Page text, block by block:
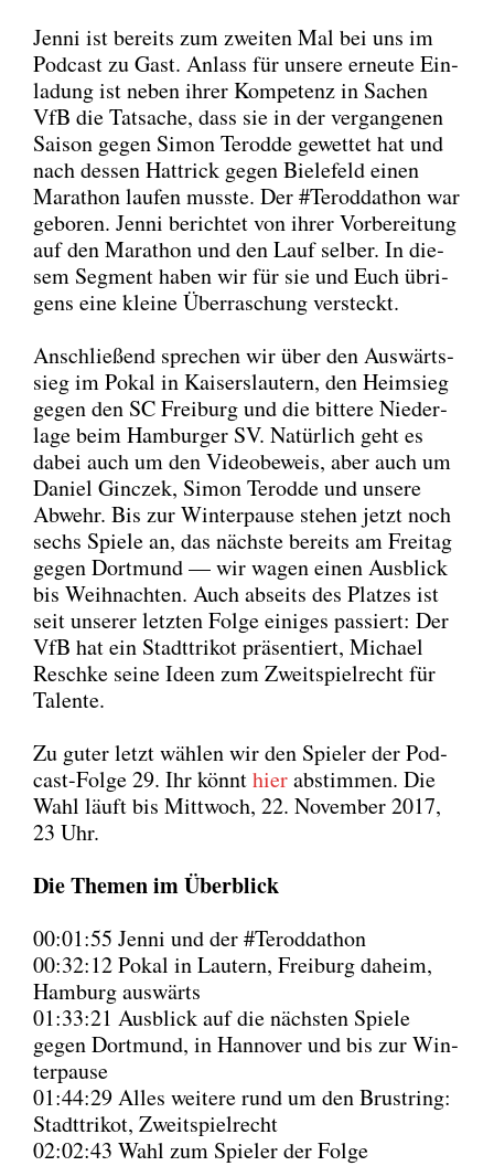
Jen­ni ist bereits zum zwei­ten Mal bei uns im
Pod­cast zu Gast. Anlass für unse­re erneu­te Ein­
la­dung ist neben ihrer Kom­pe­tenz in Sachen
VfB die Tat­sa­che, dass sie in der ver­gan­ge­nen
Sai­son gegen Simon Terod­de gewet­tet hat und
nach des­sen Hat­trick gegen Bie­le­feld einen
Mara­thon lau­fen muss­te. Der #Terod­dathon war
gebo­ren. Jen­ni berich­tet von ihrer Vor­be­rei­tung
auf den Mara­thon und den Lauf sel­ber. In die­
sem Seg­ment haben wir für sie und Euch übri­
gens eine klei­ne Über­ra­schung ver­steckt.
Anschlie­ßend spre­chen wir über den Aus­wärts­
sieg im Pokal in Kai­sers­lau­tern, den Heim­sieg
gegen den SC Frei­burg und die bit­te­re Nie­der­
la­ge beim Ham­bur­ger SV. Natür­lich geht es
dabei auch um den Video­be­weis, aber auch um
Dani­el Gin­c­zek, Simon Terod­de und unse­re
Abwehr. Bis zur Win­ter­pau­se ste­hen jetzt noch
sechs Spie­le an, das nächs­te bereits am Frei­tag
gegen Dort­mund — wir wagen einen Aus­blick
bis Weih­nach­ten. Auch abseits des Plat­zes ist
seit unse­rer letz­ten Fol­ge eini­ges pas­siert: Der
VfB hat ein Stadt­tri­kot prä­sen­tiert, Micha­el
Resch­ke sei­ne Ideen zum Zweit­spiel­recht für
Talen­te.
Zu guter letzt wäh­len wir den Spie­ler der Pod­
cast-Fol­ge 29. Ihr könnthierabstim­men. Die
Wahl läuft bis Mitt­woch, 22. Novem­ber 2017,
23 Uhr.
Die The­men im Über­blick
00:01:55 Jen­ni und der #Terod­dathon
00:32:12 Pokal in Lau­tern, Frei­burg daheim,
Ham­burg aus­wärts
01:33:21 Aus­blick auf die nächs­ten Spie­le
gegen Dort­mund, in Han­no­ver und bis zur Win­
ter­pau­se
01:44:29 Alles wei­te­re rund um den Brust­ring:
Stadt­tri­kot, Zweit­spiel­recht
02:02:43 Wahl zum Spie­ler der Fol­ge